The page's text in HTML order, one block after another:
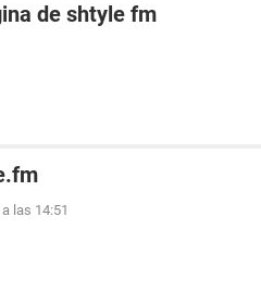
de shtyle fm
las 14:51